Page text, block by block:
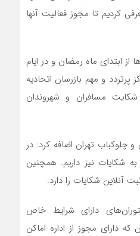
کردیم تا مجوز فعالیت آنها
از ابتدای ماه رمضان و در ایام
پرتردد و مهم بازرسان اتحادیه
مسافران و شهروندان
چلوکباب تهران اضافه کرد: در
شکایات نیز داریم. همچنین
آنلاین شکایات را دارد.
دارای شرایط خاص
دارای مجوز از اداره اماکن